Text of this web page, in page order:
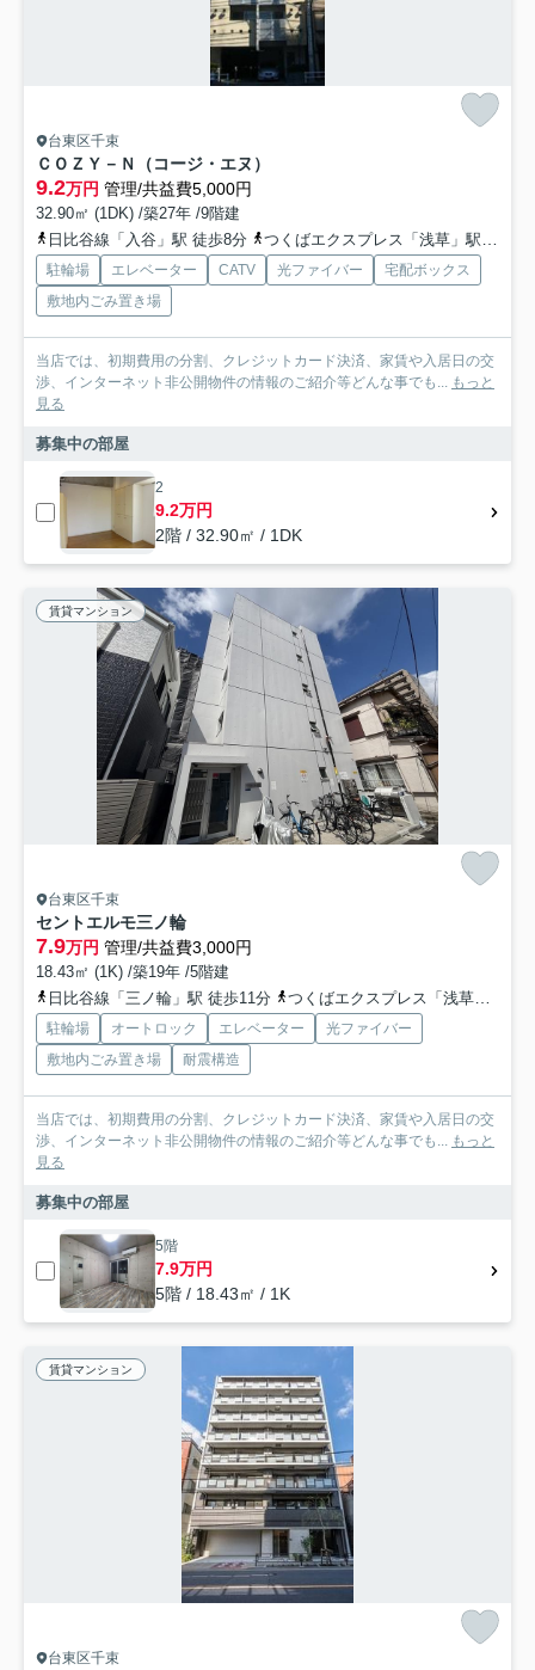
台東区千束
ＣＯＺＹ－Ｎ（コージ・エヌ）
9.2万円 管理/共益費5,000円
32.90㎡ (1DK) /築27年 /9階建
日比谷線「入谷」駅 徒歩8分
つくばエクスプレス「浅草」駅 徒歩7分
駐輪場 エレベーター CATV 光ファイバー
宅配ボックス
敷地内ごみ置き場
当店では、初期費用の分割、クレジットカード決済、家賃や入居日の交
渉、インターネット非公開物件の情報のご紹介等どんな事でも... もっと
見る
募集中の部屋
2
9.2万円
2階 / 32.90㎡ / 1DK
賃貸マンション
台東区千束
セントエルモ三ノ輪
7.9万円 管理/共益費3,000円
18.43㎡ (1K) /築19年 /5階建
日比谷線「三ノ輪」駅 徒歩11分
つくばエクスプレス「浅草」駅 徒歩14分
駐輪場 オートロック エレベーター
光ファイバー
敷地内ごみ置き場
耐震構造
当店では、初期費用の分割、クレジットカード決済、家賃や入居日の交
渉、インターネット非公開物件の情報のご紹介等どんな事でも... もっと
見る
募集中の部屋
5階
7.9万円
5階 / 18.43㎡ / 1K
賃貸マンション
台東区千束